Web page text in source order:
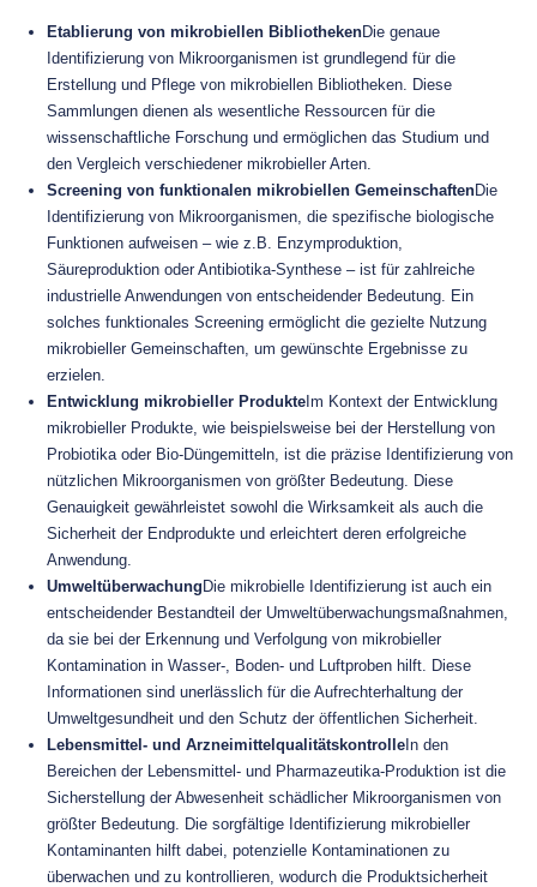
Etablierung von mikrobiellen BibliothekenDie genaue
Identifizierung von Mikroorganismen ist grundlegend für die
Erstellung und Pflege von mikrobiellen Bibliotheken. Diese
Sammlungen dienen als wesentliche Ressourcen für die
wissenschaftliche Forschung und ermöglichen das Studium und
den Vergleich verschiedener mikrobieller Arten.
Screening von funktionalen mikrobiellen GemeinschaftenDie
Identifizierung von Mikroorganismen, die spezifische biologische
Funktionen aufweisen – wie z.B. Enzymproduktion,
Säureproduktion oder Antibiotika-Synthese – ist für zahlreiche
industrielle Anwendungen von entscheidender Bedeutung. Ein
solches funktionales Screening ermöglicht die gezielte Nutzung
mikrobieller Gemeinschaften, um gewünschte Ergebnisse zu
erzielen.
Entwicklung mikrobieller Produkte Im Kontext der Entwicklung
mikrobieller Produkte, wie beispielsweise bei der Herstellung von
Probiotika oder Bio-Düngemitteln, ist die präzise Identifizierung von
nützlichen Mikroorganismen von größter Bedeutung. Diese
Genauigkeit gewährleistet sowohl die Wirksamkeit als auch die
Sicherheit der Endprodukte und erleichtert deren erfolgreiche
Anwendung.
Umweltüberwachung Die mikrobielle Identifizierung ist auch ein
entscheidender Bestandteil der Umweltüberwachungsmaßnahmen,
da sie bei der Erkennung und Verfolgung von mikrobieller
Kontamination in Wasser-, Boden- und Luftproben hilft. Diese
Informationen sind unerlässlich für die Aufrechterhaltung der
Umweltgesundheit und den Schutz der öffentlichen Sicherheit.
Lebensmittel- und Arzneimittelqualitätskontrolle In den
Bereichen der Lebensmittel- und Pharmazeutika-Produktion ist die
Sicherstellung der Abwesenheit schädlicher Mikroorganismen von
größter Bedeutung. Die sorgfältige Identifizierung mikrobieller
Kontaminanten hilft dabei, potenzielle Kontaminationen zu
überwachen und zu kontrollieren, wodurch die Produktsicherheit